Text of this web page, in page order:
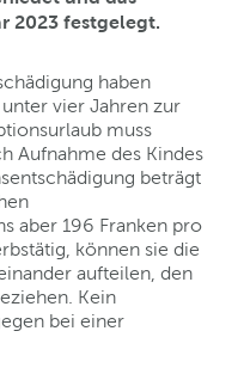
2023 festgelegt.
haben
vier Jahren zur
muss
Aufnahme des Kindes
beträgt
aber 196 Franken pro
können sie die
aufteilen, den
Kein
bei einer